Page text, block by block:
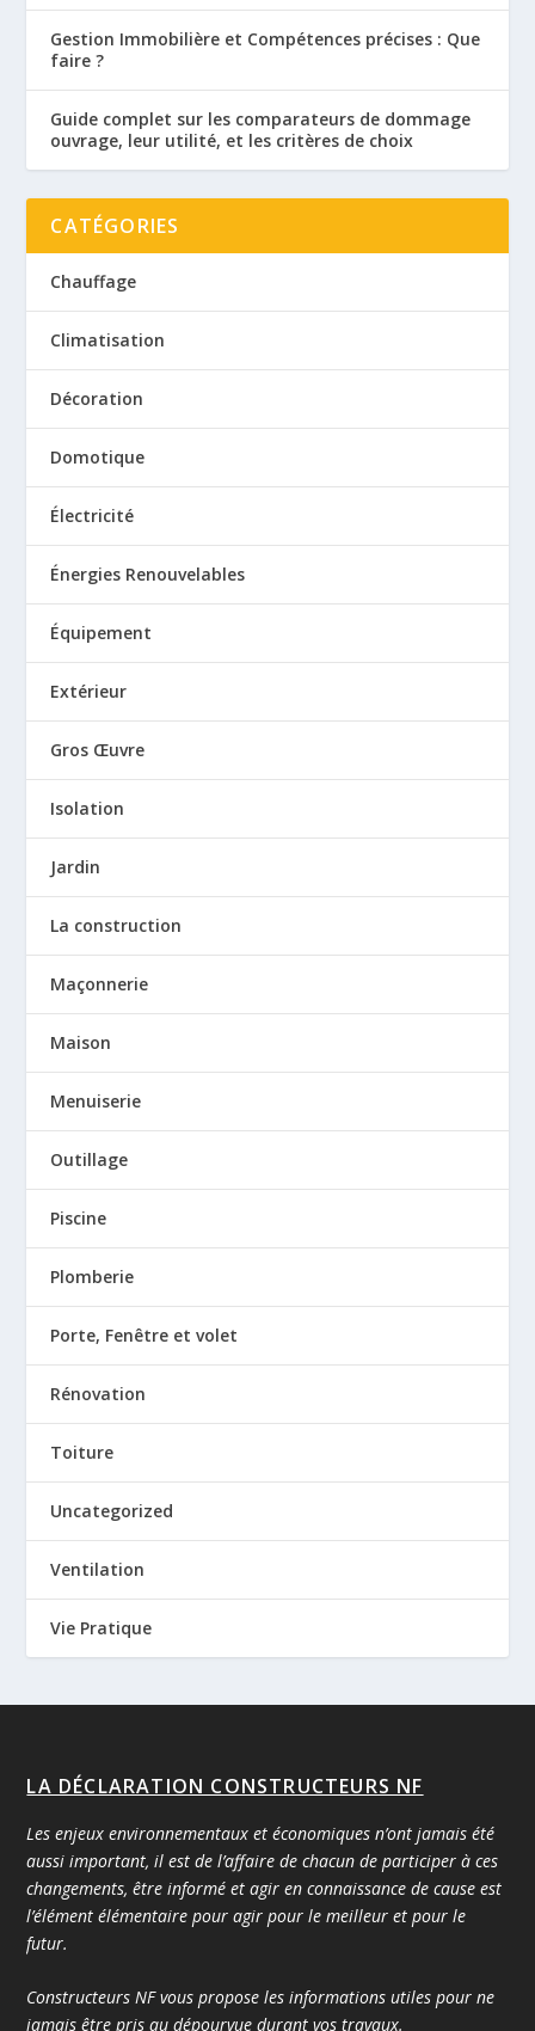
Gestion Immobilière et Compétences précises : Que
faire ?
Guide complet sur les comparateurs de dommage
ouvrage, leur utilité, et les critères de choix
CATÉGORIES
Chauffage
Climatisation
Décoration
Domotique
Électricité
Énergies Renouvelables
Équipement
Extérieur
Gros Œuvre
Isolation
Jardin
La construction
Maçonnerie
Maison
Menuiserie
Outillage
Piscine
Plomberie
Porte, Fenêtre et volet
Rénovation
Toiture
Uncategorized
Ventilation
Vie Pratique
LA DÉCLARATION CONSTRUCTEURS NF
Les enjeux environnementaux et économiques n’ont jamais été
aussi important, il est de l’affaire de chacun de participer à ces
changements, être informé et agir en connaissance de cause est
l’élément élémentaire pour agir pour le meilleur et pour le
futur.
Constructeurs NF vous propose les informations utiles pour ne
jamais être pris au dépourvue durant vos travaux.